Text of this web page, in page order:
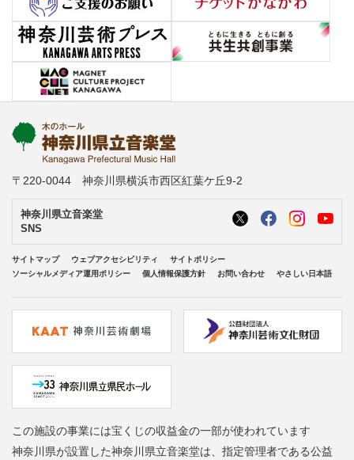
〒220-0044 神奈川県横浜市西区紅葉ケ丘9-2
神奈川県立音楽堂
SNS
サイトマップ ウェブアクセシビリティ
サイトポリシー
ソーシャルメディア運用ポリシー
個人情報保護方針 お問い合わせ やさしい日本語
この施設の事業には宝くじの収益金の一部が使われています
神奈川県が設置した神奈川県立音楽堂は、指定管理者である公益